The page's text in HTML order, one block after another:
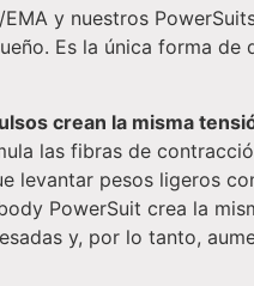
y nuestros
Es la única forma de
crean la misma
las fibras de
levantar pesos ligeros
PowerSuit crea la
y, por lo tanto,